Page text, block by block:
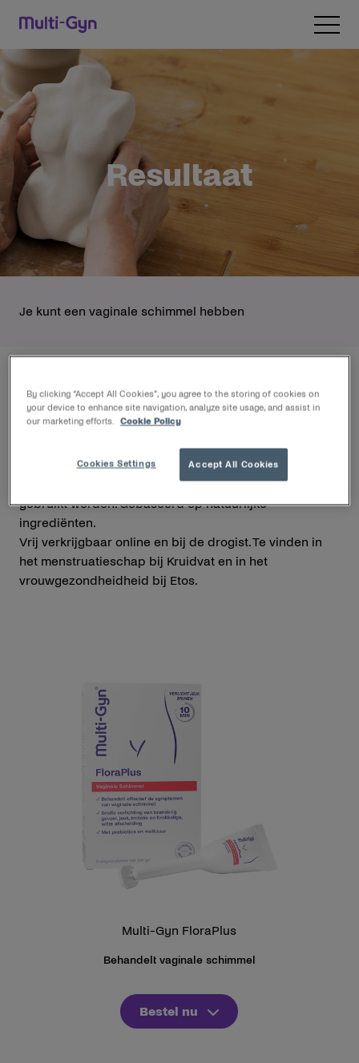
Resultaat
Je kunt een vaginale schimmel hebben
Multi-Gyn FloraPlusbehandelt vaginale
schimmelinfectie effectief en biedt snelle verlichting
van jeuk, irritatie en brokkelige, witte afscheiding. Het
optimaliseert de vaginale flora en kan ook preventief
gebruikt worden. Gebaseerd op natuurlijke
ingrediënten.
Vrij verkrijgbaar online en bij de drogist. Te vinden in
het menstruatieschap bij Kruidvat en in het
vrouwgezondheidheid bij Etos.
Multi-Gyn FloraPlus
Behandelt vaginale schimmel
Bestel nu
By clicking “Accept All Cookies”, you agree to the storing of cookies on
your device to enhance site navigation, analyze site usage, and assist in
our marketing efforts.
Cookie Policy
Accept All Cookies
Cookies Settings